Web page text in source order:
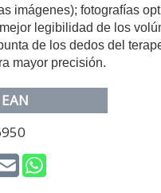
imágenes); fotografías
legibilidad de los
de los dedos del
mayor precisión.
EAN